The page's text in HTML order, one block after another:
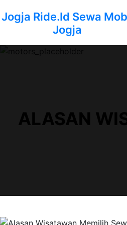
ke
Jogja Ride.id Sewa
Jogja
ALASAN